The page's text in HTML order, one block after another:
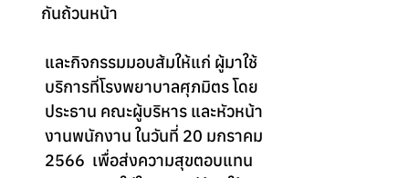
กันถ้วนหน้า
และกิจกรรมมอบส้มให้แก่ ผู้มาใช้
บริการที่โรงพยาบาลศุภมิตร โดย
ประธาน คณะผู้บริหาร และหัวหน้า
งานพนักงาน ในวันที่ 20 มกราคม
2566  เพื่อส่งความสุขตอบแทน